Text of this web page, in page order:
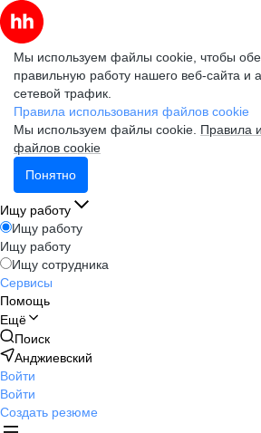
Мы используем файлы cookie, чтобы
правильную работу нашего веб-сайта и
сетевой трафик.
Правила использования файлов cookie
Мы используем файлы cookie. Правила
файлов cookie
Понятно
Ищу работу
Ищу работу
Ищу работу
Ищу сотрудника
Сервисы
Помощь
Ещё
Поиск
Анджиевский
Войти
Войти
Создать резюме